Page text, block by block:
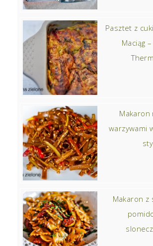
Pasztet z
Maciąg –
Makaron
warzywami
Makaron z